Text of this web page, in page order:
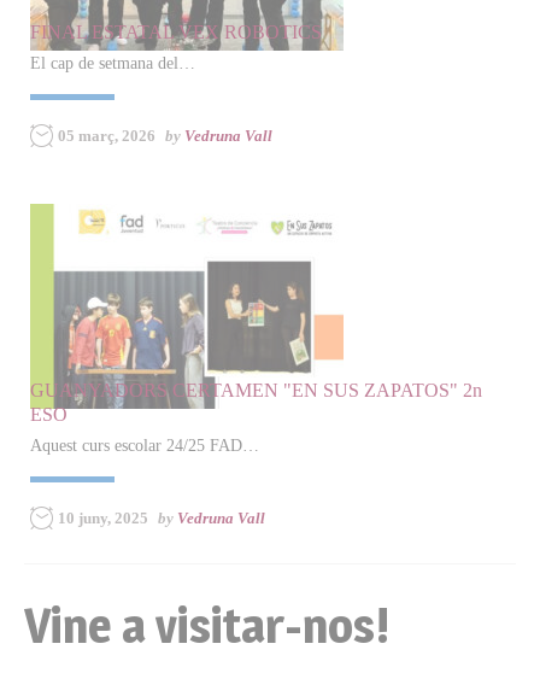
FINAL ESTATAL VEX ROBOTICS
El cap de setmana del…
05 març, 2026 by Vedruna Vall
GUANYADORS CERTAMEN "EN SUS ZAPATOS" 2n
ESO
Aquest curs escolar 24/25 FAD…
10 juny, 2025 by Vedruna Vall
Vine a visitar-nos!